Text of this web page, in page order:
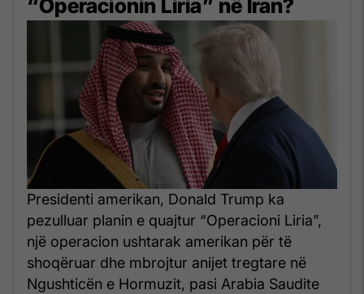
“Operacionin Liria” në Iran?
Presidenti amerikan, Donald Trump ka
pezulluar planin e quajtur “Operacioni Liria”,
një operacion ushtarak amerikan për të
shoqëruar dhe mbrojtur anijet tregtare në
Ngushticën e Hormuzit, pasi Arabia Saudite